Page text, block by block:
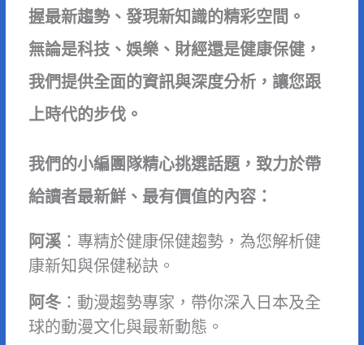
握最新趨勢、發現新知識的精彩空間。
無論是科技、娛樂、財經還是健康保健，
我們提供全面的資訊與深度分析，讓您跟
上時代的步伐。
我們的小編團隊精心挑選話題，致力於帶
給讀者最新鮮、最有價值的內容：
阿溪：專精於健康保健趨勢，為您解析健
康新知與保健秘訣。
阿冬：動漫趨勢專家，帶你深入日本及全
球的動漫文化與最新動態。